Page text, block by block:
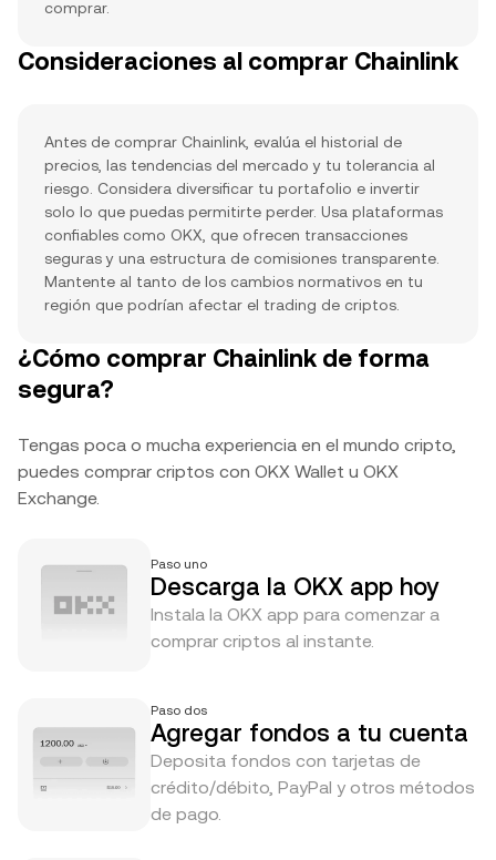
comprar.
Consideraciones al comprar Chainlink
Antes de comprar Chainlink, evalúa el historial de
precios, las tendencias del mercado y tu tolerancia al
riesgo. Considera diversificar tu portafolio e invertir
solo lo que puedas permitirte perder. Usa plataformas
confiables como OKX, que ofrecen transacciones
seguras y una estructura de comisiones transparente.
Mantente al tanto de los cambios normativos en tu
región que podrían afectar el trading de criptos.
¿Cómo comprar Chainlink de forma
segura?
Tengas poca o mucha experiencia en el mundo cripto,
puedes comprar criptos con OKX Wallet u OKX
Exchange.
Paso uno
Descarga la OKX app hoy
Instala la OKX app para comenzar a
comprar criptos al instante.
Paso dos
Agregar fondos a tu cuenta
Deposita fondos con tarjetas de
crédito/débito, PayPal y otros métodos
de pago.